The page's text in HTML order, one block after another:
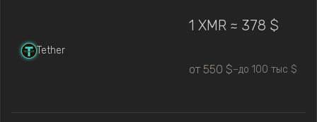
Tether
1 XMR ≈ 378 $
от 550 $—до 100 тыс $